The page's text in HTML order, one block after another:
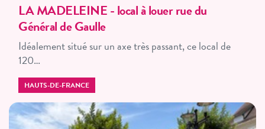
LA MADELEINE - local à louer rue du
Général de Gaulle
Idéalement situé sur un axe très passant, ce local de
120…
HAUTS-DE-FRANCE